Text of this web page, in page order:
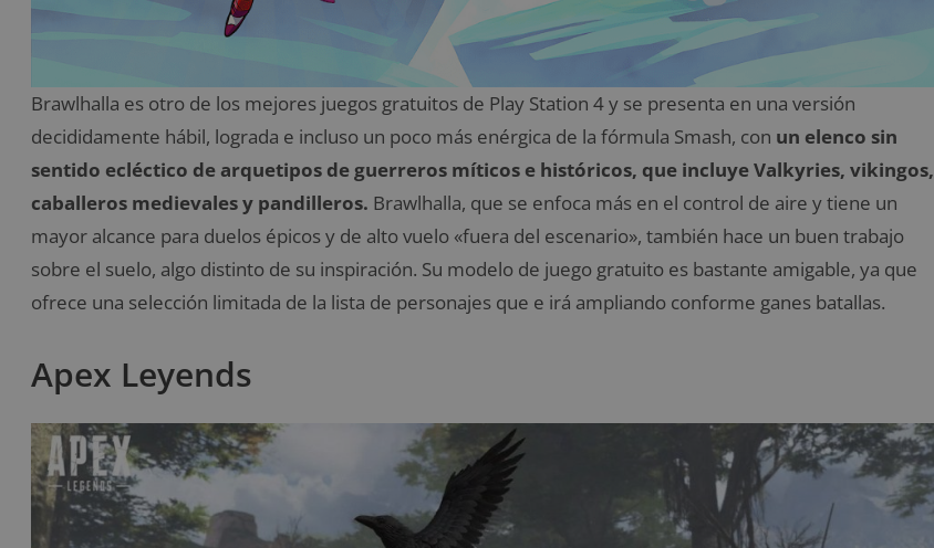
Brawlhalla es otro de los mejores juegos gratuitos de Play Station 4 y se presenta en una versión
decididamente hábil, lograda e incluso un poco más enérgica de la fórmula Smash, con un elenco sin
sentido ecléctico de arquetipos de guerreros míticos e históricos, que incluye Valkyries, vikingos,
caballeros medievales y pandilleros. Brawlhalla, que se enfoca más en el control de aire y tiene un
mayor alcance para duelos épicos y de alto vuelo «fuera del escenario», también hace un buen trabajo
sobre el suelo, algo distinto de su inspiración. Su modelo de juego gratuito es bastante amigable, ya que
ofrece una selección limitada de la lista de personajes que e irá ampliando conforme ganes batallas.
Apex Leyends